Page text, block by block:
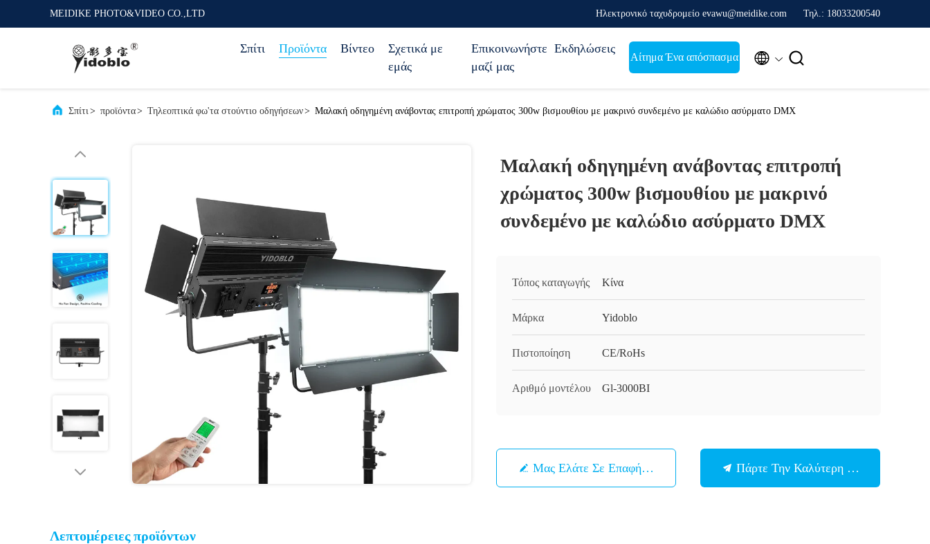
MEIDIKE PHOTO&VIDEO CO.,LTD Ηλεκτρονικό ταχυδρομείο evawu@meidike.com Τηλ.: 18033200540
Σπίτι Προϊόντα Βίντεο
Σχετικά με
εμάς
Επικοινωνήστε
μαζί μας
Εκδηλώσεις
Αίτημα Ένα απόσπασμα  
Σπίτι> προϊόντα> Τηλεοπτικά φω'τα στούντιο οδηγήσεων> Μαλακή οδηγημένη ανάβοντας επιτροπή χρώματος 300w βισμουθίου με μακρινό συνδεμένο με καλώδιο ασύρματο DMX
Μαλακή οδηγημένη ανάβοντας επιτροπή
χρώματος 300w βισμουθίου με μακρινό
συνδεμένο με καλώδιο ασύρματο DMX
Τόπος καταγωγής Κίνα
Μάρκα Yidoblo
Πιστοποίηση CE/RoHs
Αριθμό μοντέλου Gl-3000BI
Μας Ελάτε Σε Επαφή Με Πάρτε Την Καλύτερη Τιμή
Λεπτομέρειες προϊόντων